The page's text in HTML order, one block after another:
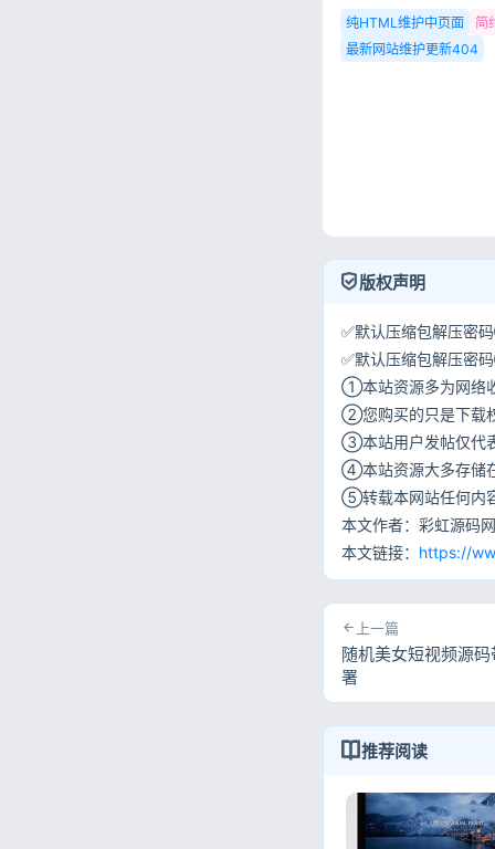
纯HTML维护中页面
简
最新网站维护更新404
版权声明
✅默认压缩包解压
✅默认压缩包解压
①本站资源多为网络
②您购买的只是下载
③本站用户发帖仅代
④本站资源大多存储
⑤转载本网站任何内
本文作者：彩虹源码网
本文链接： https://
上一篇
随机美女短视频源
署
推荐阅读